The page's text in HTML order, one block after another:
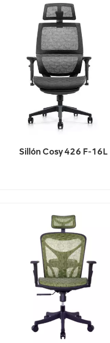
Sillón Cosy 426 F-16L